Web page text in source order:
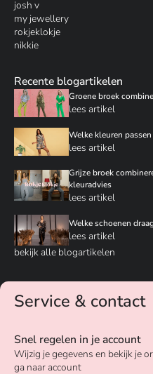
josh v
my jewellery
rokjeklokje
nikkie
Recente blogartikelen
Groene broek
lees artikel
Welke kleuren
lees artikel
Grijze broek
kleuradvies
lees artikel
Welke schoenen
lees artikel
bekijk alle blogartikelen
Service & contact
Snel regelen in je account
Wijzig je gegevens en bekijk je
ga naar account